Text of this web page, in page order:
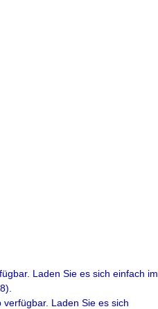
Laden Sie es sich einfach im
verfügbar. Laden Sie es sich